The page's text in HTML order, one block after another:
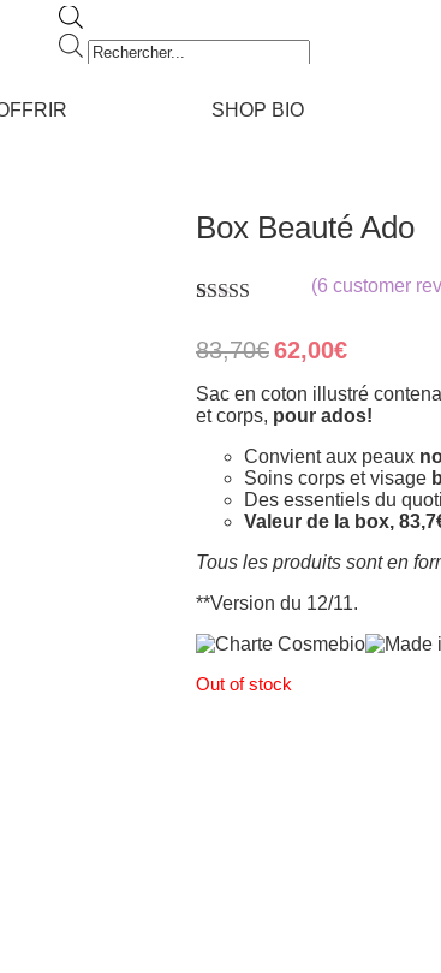
Recherche
de
SHOP BIO
Box Beauté Ado
out of 5
based on
ratings
(6 customer
83,70€ Original
price
was:
83,70€.
62,00€Current
is:
62,00€.
Sac en coton illustré
et corps, pour ados!
Convient aux peaux
Soins corps et visage
Des essentiels du
Valeur de la box,
Tous les produits sont en
**Version du 12/11.
Out of stock